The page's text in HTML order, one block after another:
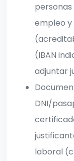
empleo
(IBAN
adjuntar
DNI/
laboral